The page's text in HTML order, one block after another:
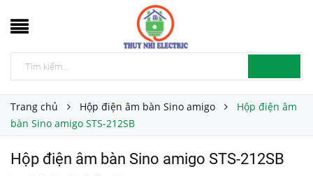
Trang chủ Hộp điện âm bàn Sino amigo
Hộp điện âm
bàn Sino amigo STS-212SB
Hộp điện âm bàn Sino amigo STS-212SB